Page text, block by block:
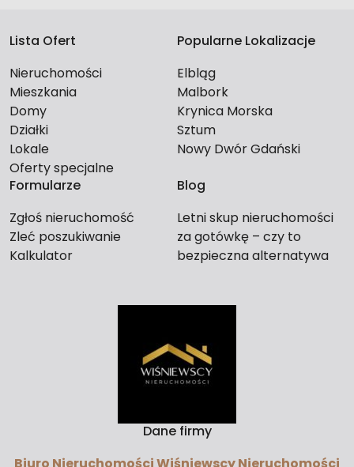
Lista Ofert
Nieruchomości
Mieszkania
Domy
Działki
Lokale
Oferty specjalne
Popularne Lokalizacje
Elbląg
Malbork
Krynica Morska
Sztum
Nowy Dwór Gdański
Formularze
Zgłoś nieruchomość
Zleć poszukiwanie
Kalkulator
Blog
Letni skup nieruchomości
za gotówkę – czy to
bezpieczna alternatywa
Dane firmy
Biuro Nieruchomości Wiśniewscy Nieruchomości